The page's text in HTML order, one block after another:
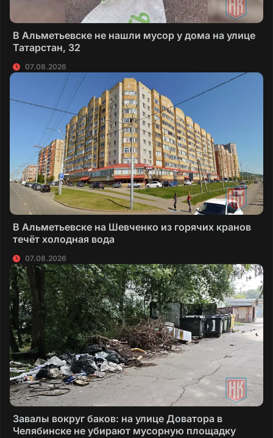
В Альметьевске не нашли мусор у дома на улице
Татарстан, 32
07.08.2026
В Альметьевске на Шевченко из горячих кранов
течёт холодная вода
07.08.2026
Завалы вокруг баков: на улице Доватора в
Челябинске не убирают мусорную площадку